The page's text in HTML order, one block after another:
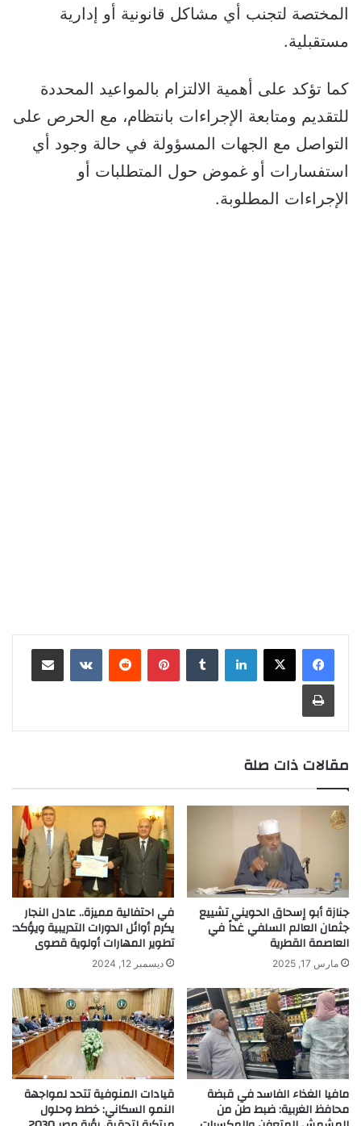
المختصة لتجنب أي مشاكل قانونية أو إدارية
مستقبلية.
كما تؤكد على أهمية الالتزام بالمواعيد المحددة
للتقديم ومتابعة الإجراءات بانتظام، مع الحرص على
التواصل مع الجهات المسؤولة في حالة وجود أي
استفسارات أو غموض حول المتطلبات أو
الإجراءات المطلوبة.
لينكدإن بينتيريست
مقالات ذات صلة
جنازة أبو إسحاق الحويني تشييع
جثمان العالم السلفي غداً في
العاصمة القطرية
مارس 17, 2025
في احتفالية مميزة.. عادل النجار
يكرم أوائل الدورات التدريبية ويؤكد:
تطوير المهارات أولوية قصوى
ديسمبر 12, 2024
مافيا الغذاء الفاسد في قبضة
محافظ الغربية: ضبط طن من
قيادات المنوفية تتحد لمواجهة
النمو السكاني: خطط وحلول